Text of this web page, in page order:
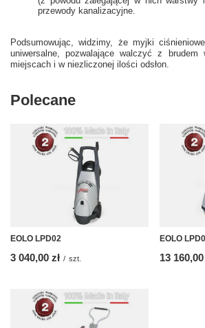
przewody kanalizacyjne.
Podsumowując, widzimy, że myjki
uniwersalne, pozwalające walczyć z brudem
miejscach i w niezliczonej ilości odsłon.
Polecane
EOLO LPD02
3 040,00 zł / szt.
EOLO
13 160,00